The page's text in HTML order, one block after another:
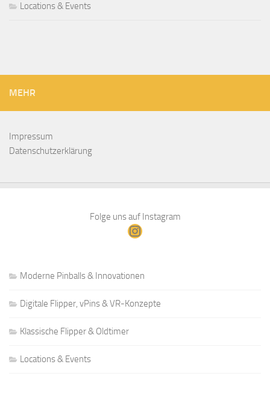
Locations & Events
MEHR
Impressum
Datenschutzerklärung
Folge uns auf Instagram
Instagram
Moderne Pinballs & Innovationen
Digitale Flipper, vPins & VR-Konzepte
Klassische Flipper & Oldtimer
Locations & Events